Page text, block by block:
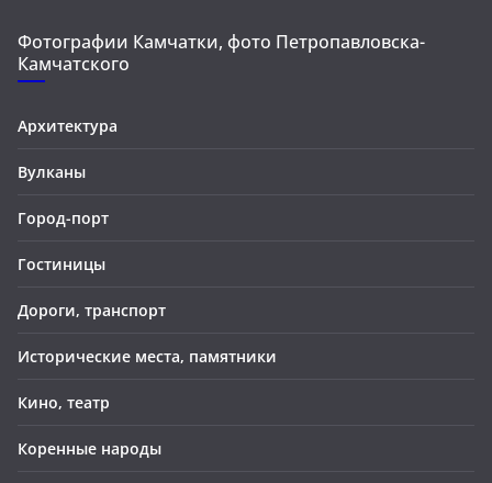
Фотографии Камчатки, фото Петропавловска-
Камчатского
Архитектура
Вулканы
Город-порт
Гостиницы
Дороги, транспорт
Исторические места, памятники
Кино, театр
Коренные народы